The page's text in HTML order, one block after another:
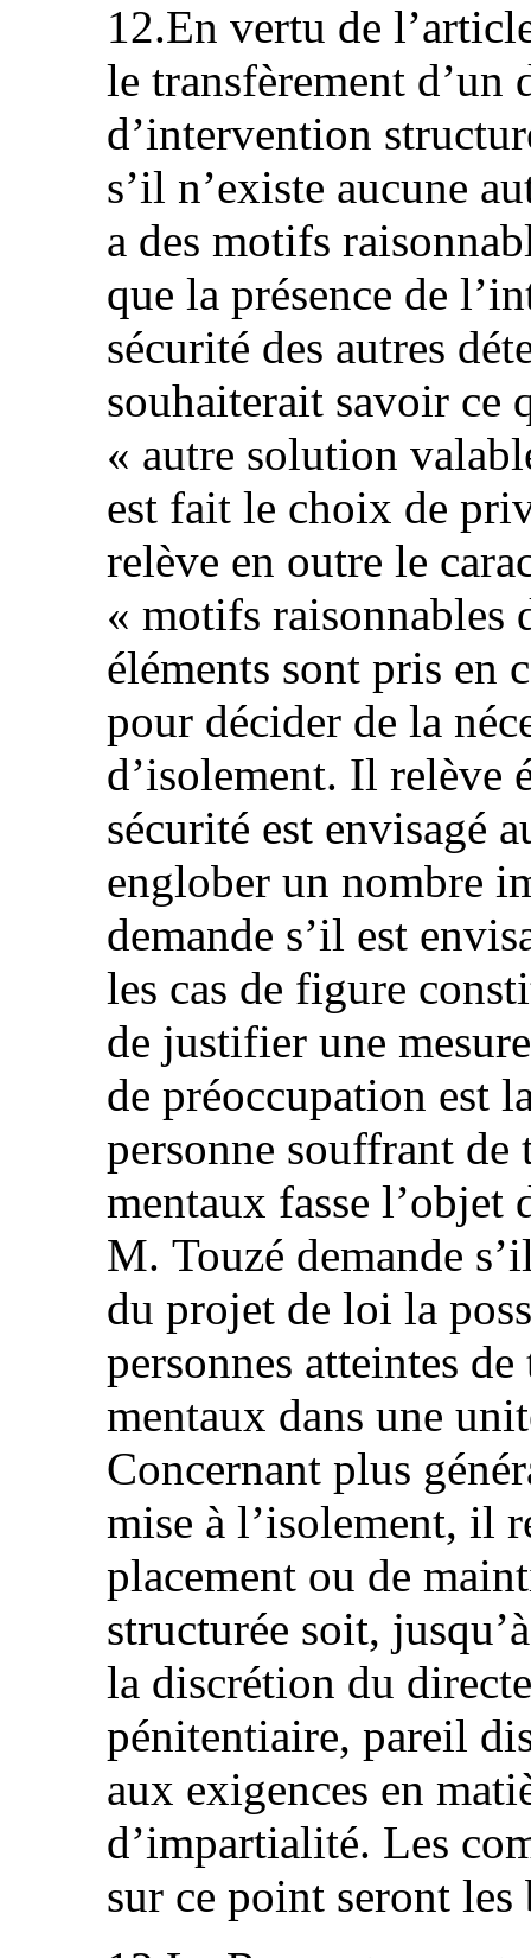
12.En vertu de
le transfèrement d’un
d’intervention
s’il n’existe aucune
a des motifs
que la présence de
sécurité des autres
souhaiterait savoir ce
« autre solution
est fait le choix de
relève en outre le
« motifs raisonnables
éléments sont pris en
pour décider de la
d’isolement. Il relève
sécurité est envisagé
englober un nombre
demande s’il est
les cas de figure
de justifier une
de préoccupation est
personne souffrant
mentaux fasse l’objet
M. Touzé demande
du projet de loi la
personnes atteintes
mentaux dans une
Concernant plus
mise à l’isolement, il
placement ou de
structurée soit,
la discrétion du
pénitentiaire, pareil
aux exigences en
d’impartialité. Les
sur ce point seront les